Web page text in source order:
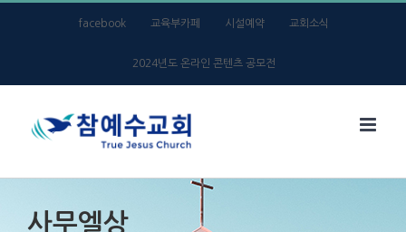
facebook 교육부카페 시설예약 교회소식
2024년도 온라인 콘텐츠 공모전
사무엘상